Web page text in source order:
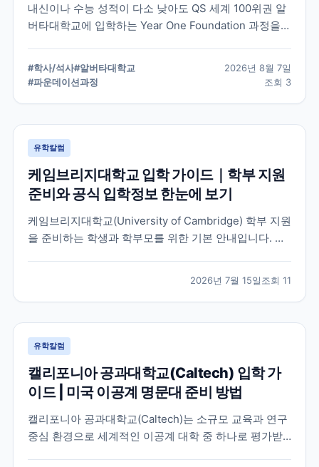
내신이나 수능 성적이 다소 낮아도 QS 세계 100위권 알
버타대학교에 입학하는 Year One Foundation 과정을
과 학비를 확인할 수 있습니다.
#학사/석사#알버타대학교
#파운데이션과정
2026년 8월 7일
조회 3
유학칼럼
케임브리지대학교 입학 가이드｜학부 지원
준비와 공식 입학정보 한눈에 보기
케임브리지대학교(University of Cambridge) 학부 지원
을 준비하는 학생과 학부모를 위한 기본 안내입니다. 공
2026년 7월 15일조회 11
유학칼럼
캘리포니아 공과대학교(Caltech) 입학 가
이드 | 미국 이공계 명문대 준비 방법
캘리포니아 공과대학교(Caltech)는 소규모 교육과 연구
중심 환경으로 세계적인 이공계 대학 중 하나로 평가받